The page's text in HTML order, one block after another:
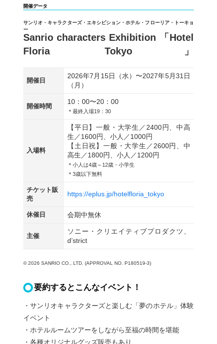
開催データ
Sanrio characters Exhibition 「Hotel
Floria Tokyo」
サンリオ・キャラクターズ・エキシビション・ホテル・フローリア・トーキョ
ー
開催日
2026年7月15日（水）〜2027年5月31日
（月）
開催時間
10：00〜20：00
＊最終入場19：30
入場料
【平日】一般・大学生／2400円、中高
生／1600円、小人／1000円
【土日祝】一般・大学生／2600円、中
高生／1800円、小人／1200円
＊小人は4歳～12歳・小学生
＊3歳以下無料
チケット販
売
https://eplus.jp/hotelfloria_tokyo
休催日 会期中無休
主催
ソニー・クリエイティブプロダクツ、
d’strict
© 2026 SANRIO CO., LTD. (APPROVAL NO. P180519-3)
要約するとこんなイベント！
・サンリオキャラクターズと楽しむ「夢のホテル」体験
イベント
・ホテルルームツアーをしながら至福の時間を堪能
・各種オリジナルグッズ販売もあり